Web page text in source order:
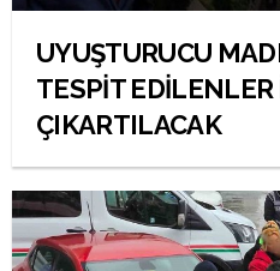
UYUŞTURUCU
TESPİT EDİLENLER
ÇIKARTILACAK